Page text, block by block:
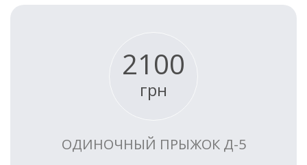
2100
грн
ОДИНОЧНЫЙ ПРЫЖОК Д-5